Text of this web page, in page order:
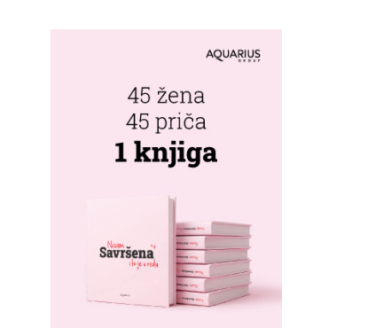
PAPRIKAŠA U
DVOROVIMA